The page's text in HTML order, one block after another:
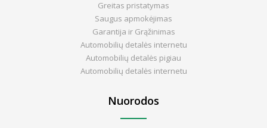
Greitas pristatymas
Saugus apmokėjimas
Garantija ir Grąžinimas
Automobilių detalės internetu
Automobilių detalės pigiau
Automobilių detalės internetu
Nuorodos